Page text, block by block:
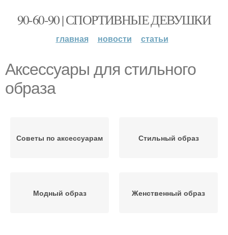
90-60-90 | СПОРТИВНЫЕ ДЕВУШКИ
главная новости статьи
Аксессуары для стильного
образа
Советы по аксессуарам Стильный образ
Модный образ Женственный образ